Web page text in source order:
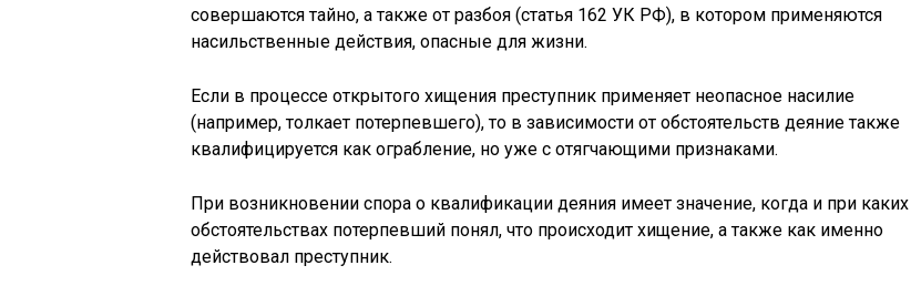
совершаются тайно, а также от разбоя (статья 162 УК РФ), в котором применяются
насильственные действия, опасные для жизни.
Если в процессе открытого хищения преступник применяет неопасное насилие
(например, толкает потерпевшего), то в зависимости от обстоятельств деяние также
квалифицируется как ограбление, но уже с отягчающими признаками.
При возникновении спора о квалификации деяния имеет значение, когда и при каких
обстоятельствах потерпевший понял, что происходит хищение, а также как именно
действовал преступник.